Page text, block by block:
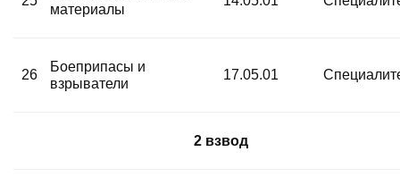
материалы
26
Боеприпасы и
взрыватели
17.05.01
2 взвод